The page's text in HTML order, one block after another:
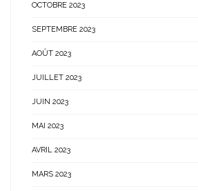
OCTOBRE 2023
SEPTEMBRE 2023
AOÛT 2023
JUILLET 2023
JUIN 2023
MAI 2023
AVRIL 2023
MARS 2023